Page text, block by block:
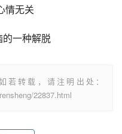
情无关
一种解脱
若转载，请注明出处：
22837.html